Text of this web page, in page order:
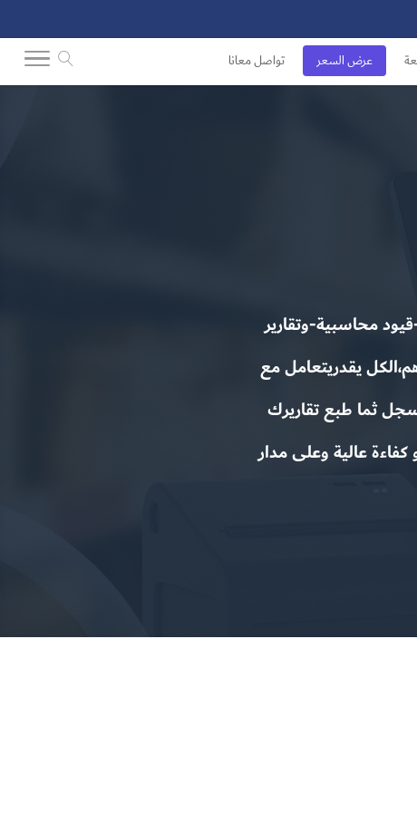
عرض السعر تواصل معانا
محاسبية-وتقارير
يقدريتعامل مع
ثما طبع تقاريرك
عالية وعلى مدار